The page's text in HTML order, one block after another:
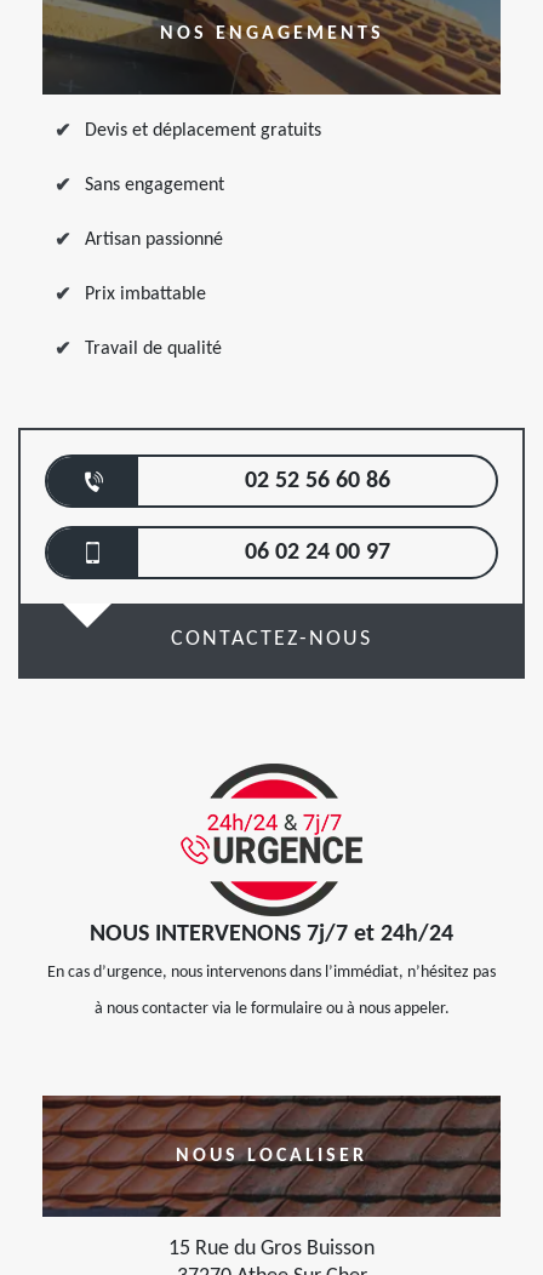
NOS ENGAGEMENTS
Devis et déplacement gratuits
Sans engagement
Artisan passionné
Prix imbattable
Travail de qualité
02 52 56 60 86
06 02 24 00 97
CONTACTEZ-NOUS
NOUS INTERVENONS 7j/7 et 24h/24
En cas d’urgence, nous intervenons dans l’immédiat, n’hésitez pas
à nous contacter via le formulaire ou à nous appeler.
NOUS LOCALISER
15 Rue du Gros Buisson